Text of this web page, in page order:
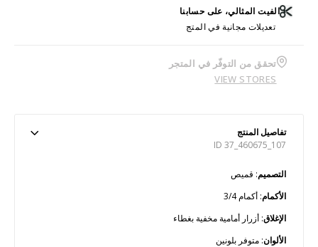
الفيت المثالي، على حسابنا
تعديلات مجانية في المتج
تحقق من التوفّر في المتجر
VIEW STORES
تفاصيل المنتج
ID 37_460675_107
التصميم: قميص
الأكمام: أكمام 3/4
الإغلاق: أزرار أمامية مخفية بغطاء
الألوان: متوفر بلونين